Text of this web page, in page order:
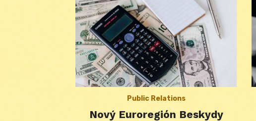
Public Relations
Nový Euroregión Beskydy